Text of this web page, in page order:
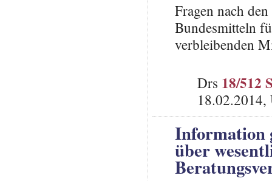
Fragen nach
Bundesmitteln
verbleibenden
Drs 18/512
Information
über